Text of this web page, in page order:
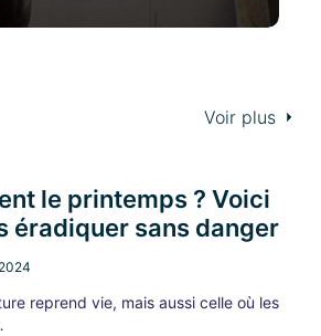
Voir plus
le printemps ? Voici
éradiquer sans danger
reprend vie, mais aussi celle où les